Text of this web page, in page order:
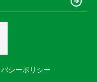
シーポリシー